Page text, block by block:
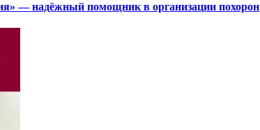
— надёжный помощник в организации похорон